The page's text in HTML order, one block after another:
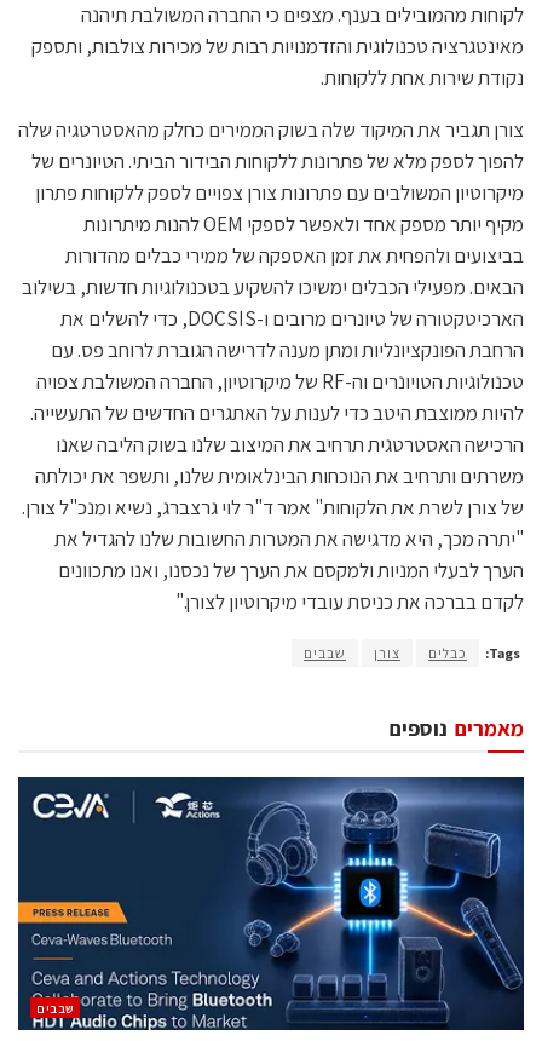
לקוחות מהמובילים בענף. מצפים כי החברה המשולבת תיהנה
מאינטגרציה טכנולוגית והזדמנויות רבות של מכירות צולבות, ותספק
נקודת שירות אחת ללקוחות.
צורן תגביר את המיקוד שלה בשוק הממירים כחלק מהאסטרטגיה שלה
להפוך לספק מלא של פתרונות ללקוחות הבידור הביתי. הטיונרים של
מיקרוטיון המשולבים עם פתרונות צורן צפויים לספק ללקוחות פתרון
מקיף יותר מספק אחד ולאפשר לספקי OEM להנות מיתרונות
בביצועים ולהפחית את זמן האספקה של ממירי כבלים מהדורות
הבאים. מפעילי הכבלים ימשיכו להשקיע בטכנולוגיות חדשות, בשילוב
הארכיטקטורה של טיונרים מרובים ו-DOCSIS, כדי להשלים את
הרחבת הפונקציונליות ומתן מענה לדרישה הגוברת לרוחב פס. עם
טכנולוגיות הטויונרים וה-RF של מיקרוטיון, החברה המשולבת צפויה
להיות ממוצבת היטב כדי לענות על האתגרים החדשים של התעשייה.
הרכישה האסטרטגית תרחיב את המיצוב שלנו בשוק הליבה שאנו
משרתים ותרחיב את הנוכחות הבינלאומית שלנו, ותשפר את יכולתה
של צורן לשרת את הלקוחות" אמר ד"ר לוי גרצברג, נשיא ומנכ"ל צורן.
"יתרה מכך, היא מדגישה את המטרות החשובות שלנו להגדיל את
הערך לבעלי המניות ולמקסם את הערך של נכסנו, ואנו מתכוונים
לקדם בברכה את כניסת עובדי מיקרוטיון לצורן."
Tags: כבלים צורן שבבים
נוספים מאמרים
‫שבבים‬